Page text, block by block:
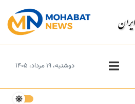
دوشنبه، ۱۹ مرداد، ۱۴۰۵